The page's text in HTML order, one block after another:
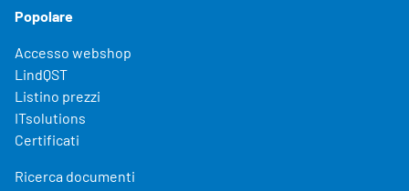
Popolare
Accesso webshop
LindQST
Listino prezzi
ITsolutions
Certificati
Ricerca documenti